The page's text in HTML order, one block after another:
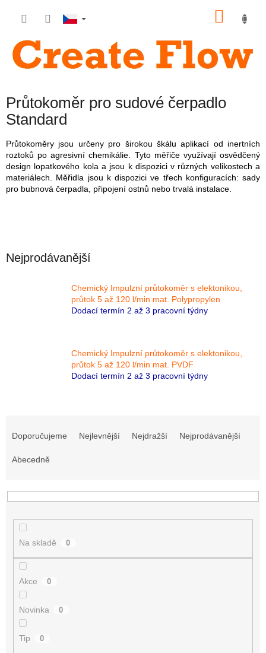
Průtokoměr pro sudové čerpadlo
Standard
Průtokoměry jsou určeny pro širokou škálu aplikací od inertních
roztoků po agresivní chemikálie. Tyto měřiče využívají osvědčený
design lopatkového kola a jsou k dispozici v různých velikostech a
materiálech. Měřidla jsou k dispozici ve třech konfiguracích: sady
pro bubnová čerpadla, připojení ostnů nebo trvalá instalace.
Nejprodávanější
Chemický Impulzní průtokoměr s elektonikou,
průtok 5 až 120 l/min mat. Polypropylen
Dodací termín 2 až 3 pracovní týdny
Chemický Impulzní průtokoměr s elektonikou,
průtok 5 až 120 l/min mat. PVDF
Dodací termín 2 až 3 pracovní týdny
p
Doporučujeme Nejlevnější Nejdražší Nejprodávanější
Abecedně
Na skladě 0
Akce 0
Novinka 0
Tip 0